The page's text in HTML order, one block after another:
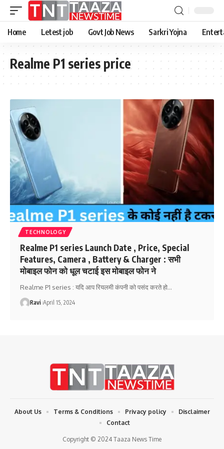
Home Letest job Govt Job News Sarkri Yojna
Realme P1 series price
TECHNOLOGY
Realme P1 series Launch Date , Price, Special
Features, Camera , Battery & Charger : सभी
मोबाइल फोन को धूल चटाई इस मोबाइल फोन ने
Realme P1 series : यदि आप रियलमी कंपनी को पसंद करते हो…
Ravi April 15, 2024
Copyright © 2024 Taaza News Time
About Us Terms & Conditions Privacy policy
Disclaimer
Contact